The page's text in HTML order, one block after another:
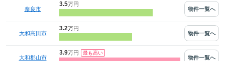
奈良市
3.5万円
物件一覧へ
大和高田市
3.2万円
物件一覧へ
大和郡山市
3.9万円
物件一覧へ